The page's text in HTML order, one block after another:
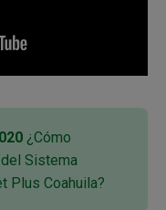
¿Cómo
Sistema
Plus Coahuila?